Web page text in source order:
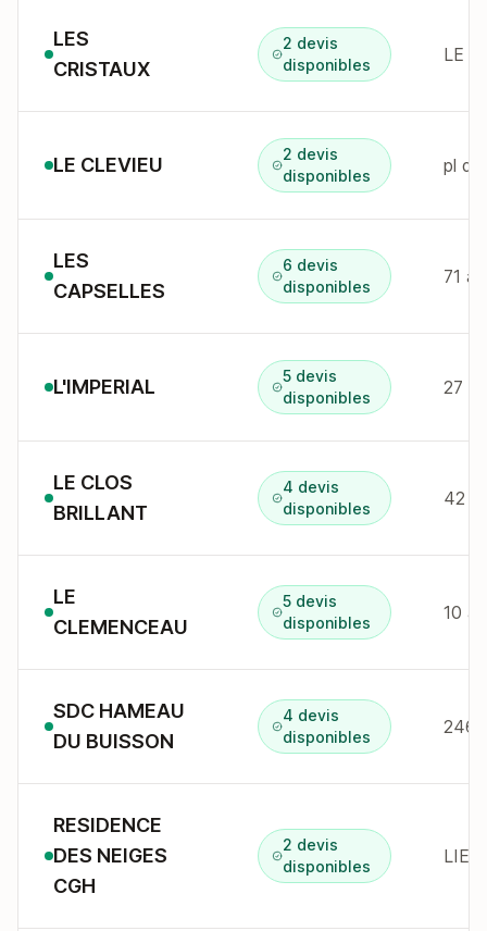
LES
CRISTAUX
2 devis
disponibles
LE
LE CLEVIEU
2 devis
disponibles
pl de
LES
CAPSELLES
6 devis
disponibles
71
L'IMPERIAL
5 devis
disponibles
27
LE CLOS
BRILLANT
4 devis
disponibles
42 r
LE
CLEMENCEAU
5 devis
disponibles
10
SDC HAMEAU
DU BUISSON
4 devis
disponibles
RESIDENCE
DES NEIGES
CGH
2 devis
disponibles